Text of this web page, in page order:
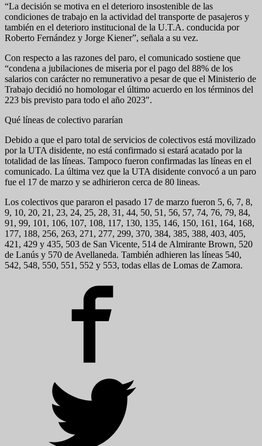
“La decisión se motiva en el deterioro insostenible de las
condiciones de trabajo en la actividad del transporte de pasajeros y
también en el deterioro institucional de la U.T.A. conducida por
Roberto Fernández y Jorge Kiener”, señala a su vez.
Con respecto a las razones del paro, el comunicado sostiene que
“condena a jubilaciones de miseria por el pago del 88% de los
salarios con carácter no remunerativo a pesar de que el Ministerio de
Trabajo decidió no homologar el último acuerdo en los términos del
223 bis previsto para todo el año 2023″.
Qué líneas de colectivo pararían
Debido a que el paro total de servicios de colectivos está movilizado
por la UTA disidente, no está confirmado si estará acatado por la
totalidad de las líneas. Tampoco fueron confirmadas las líneas en el
comunicado. La última vez que la UTA disidente convocó a un paro
fue el 17 de marzo y se adhirieron cerca de 80 lineas.
Los colectivos que pararon el pasado 17 de marzo fueron 5, 6, 7, 8,
9, 10, 20, 21, 23, 24, 25, 28, 31, 44, 50, 51, 56, 57, 74, 76, 79, 84,
91, 99, 101, 106, 107, 108, 117, 130, 135, 146, 150, 161, 164, 168,
177, 188, 256, 263, 271, 277, 299, 370, 384, 385, 388, 403, 405,
421, 429 y 435, 503 de San Vicente, 514 de Almirante Brown, 520
de Lanús y 570 de Avellaneda. También adhieren las líneas 540,
542, 548, 550, 551, 552 y 553, todas ellas de Lomas de Zamora.